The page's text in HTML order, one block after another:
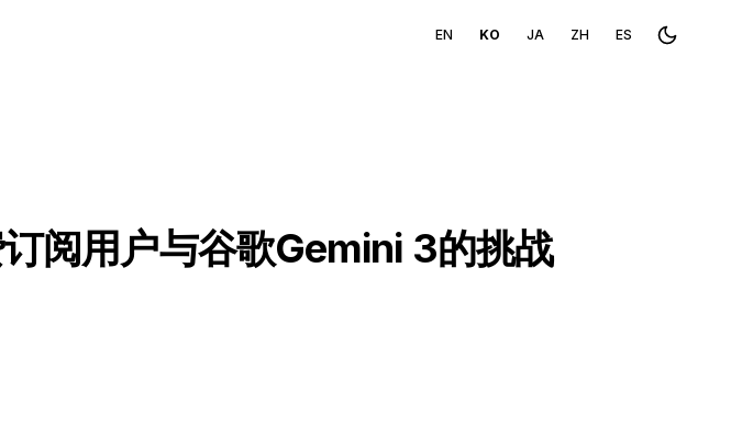
EN KO JA ZH ES Toggle
阅用户与谷歌Gemini 3的挑战